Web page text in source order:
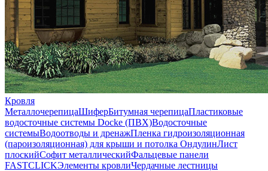
Кровля
МеталлочерепицаШиферБитумная черепицаПластиковые
водосточные системы Docke (ПВХ)Водосточные
системыВодоотводы и дренажПленка гидроизоляционная
(пароизоляционная) для крыши и потолка ОндулинЛист
плоскийСофит металлическийФальцевые панели
FASTCLICKЭлементы кровлиЧердачные лестницы